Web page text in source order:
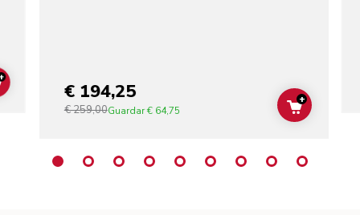
ADD TO CART€ 194,25
€ 259,00Guardar€ 64,75 ADD TO
+